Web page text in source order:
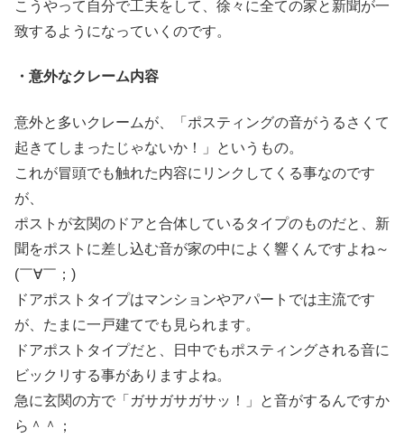
こうやって自分で工夫をして、徐々に全ての家と新聞が一
致するようになっていくのです。
・意外なクレーム内容
意外と多いクレームが、「ポスティングの音がうるさくて
起きてしまったじゃないか！」というもの。
これが冒頭でも触れた内容にリンクしてくる事なのです
が、
ポストが玄関のドアと合体しているタイプのものだと、新
聞をポストに差し込む音が家の中によく響くんですよね～
(￣∀￣；)
ドアポストタイプはマンションやアパートでは主流です
が、たまに一戸建てでも見られます。
ドアポストタイプだと、日中でもポスティングされる音に
ビックリする事がありますよね。
急に玄関の方で「ガサガサガサッ！」と音がするんですか
ら＾＾；